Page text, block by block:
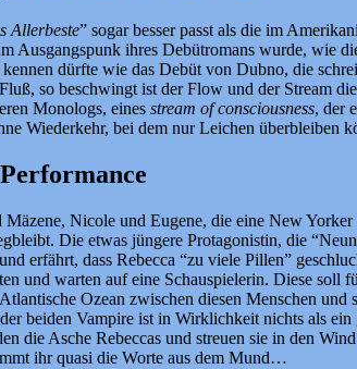
Allerbeste” sogar besser passt als die im
Ausgangspunk ihres Debütromans wurde, wie
dürfte wie das Debüt von Dubno, die
so beschwingt ist der Flow und der Stream
Monologs, eines stream of consciousness, der
Wiederkehr, bei dem nur Leichen überbleiben
Nicole und Eugene, die eine New
Die etwas jüngere Protagonistin, die
erfährt, dass Rebecca “zu viele Pillen”
und warten auf eine Schauspielerin. Diese soll
Ozean zwischen diesen Menschen
beiden Vampire ist in Wirklichkeit nichts als
die Asche Rebeccas und streuen sie in den
ihr quasi die Worte aus dem Mund…